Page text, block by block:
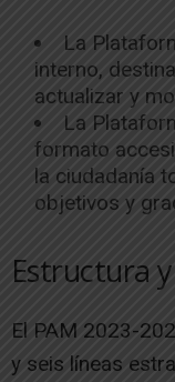
La
interno,
actualizar y
La
formato
la ciudadanía
objetivos y
Estructura
El PAM 2023-
y seis líneas